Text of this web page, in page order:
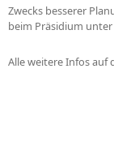
Zwecks besserer
beim Präsidium unter
Alle weitere Infos auf